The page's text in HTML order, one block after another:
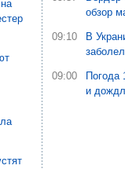
обзор
09:10
В
09:00
Погода
и